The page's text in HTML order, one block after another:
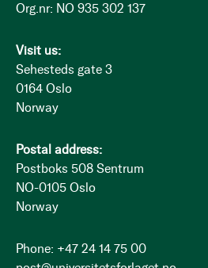
Org.nr: NO 935 302 137
Visit us:
Sehesteds gate 3
0164 Oslo
Norway
Postal address:
Postboks 508 Sentrum
NO-0105 Oslo
Norway
Phone: +47 24 14 75 00